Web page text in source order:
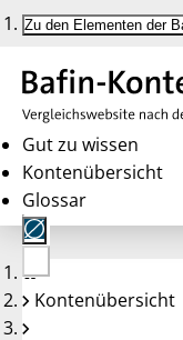
Zu den Elementen der
Gut zu wissen
Kontenübersicht
Glossar
Keine
Konten
Kontenübersicht